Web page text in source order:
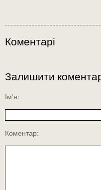
Коментарі
Залишити
Ім'я:
Коментар: